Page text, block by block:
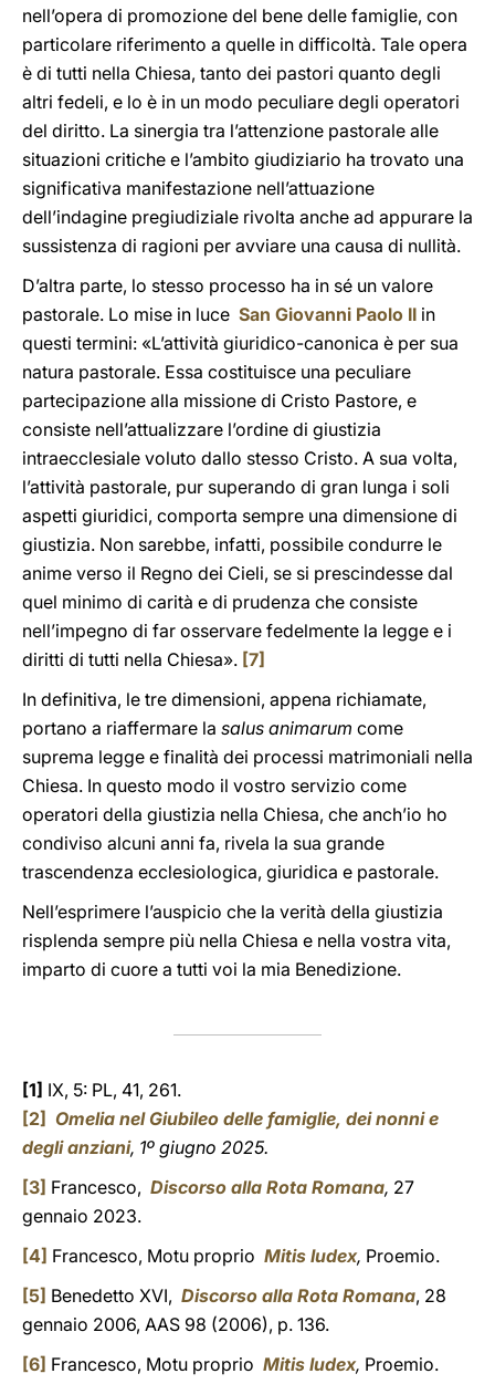
nell’opera di promozione del bene delle famiglie, con
particolare riferimento a quelle in difficoltà. Tale opera
è di tutti nella Chiesa, tanto dei pastori quanto degli
altri fedeli, e lo è in un modo peculiare degli operatori
del diritto. La sinergia tra l’attenzione pastorale alle
situazioni critiche e l’ambito giudiziario ha trovato una
significativa manifestazione nell’attuazione
dell’indagine pregiudiziale rivolta anche ad appurare la
sussistenza di ragioni per avviare una causa di nullità.
D’altra parte, lo stesso processo ha in sé un valore
pastorale. Lo mise in luce San Giovanni Paolo II in
questi termini: «L’attività giuridico-canonica è per sua
natura pastorale. Essa costituisce una peculiare
partecipazione alla missione di Cristo Pastore, e
consiste nell’attualizzare l’ordine di giustizia
intraecclesiale voluto dallo stesso Cristo. A sua volta,
l’attività pastorale, pur superando di gran lunga i soli
aspetti giuridici, comporta sempre una dimensione di
giustizia. Non sarebbe, infatti, possibile condurre le
anime verso il Regno dei Cieli, se si prescindesse dal
quel minimo di carità e di prudenza che consiste
nell’impegno di far osservare fedelmente la legge e i
diritti di tutti nella Chiesa». [7]
In definitiva, le tre dimensioni, appena richiamate,
portano a riaffermare la salus animarum come
suprema legge e finalità dei processi matrimoniali nella
Chiesa. In questo modo il vostro servizio come
operatori della giustizia nella Chiesa, che anch’io ho
condiviso alcuni anni fa, rivela la sua grande
trascendenza ecclesiologica, giuridica e pastorale.
Nell’esprimere l’auspicio che la verità della giustizia
risplenda sempre più nella Chiesa e nella vostra vita,
imparto di cuore a tutti voi la mia Benedizione.
[1] IX, 5: PL, 41, 261.
[2] Omelia nel Giubileo delle famiglie, dei nonni e
degli anziani, 1º giugno 2025.
[3] Francesco, Discorso alla Rota Romana, 27
gennaio 2023.
[4] Francesco, Motu proprio Mitis Iudex, Proemio.
[5] Benedetto XVI, Discorso alla Rota Romana, 28
gennaio 2006, AAS 98 (2006), p. 136.
[6] Francesco, Motu proprio Mitis Iudex, Proemio.